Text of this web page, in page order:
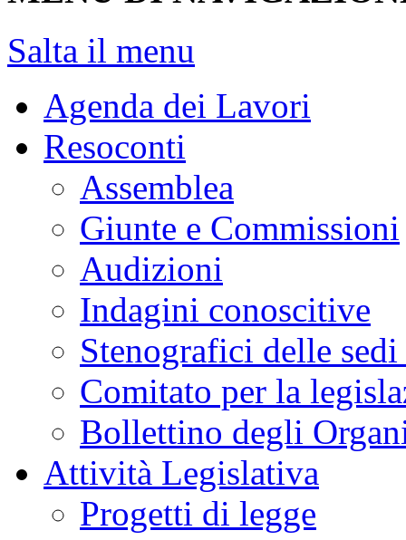
Salta il menu
Agenda dei Lavori
Resoconti
Assemblea
Giunte e Commissioni
Audizioni
Indagini conoscitive
Stenografici delle
Comitato per la
Bollettino degli
Attività Legislativa
Progetti di legge